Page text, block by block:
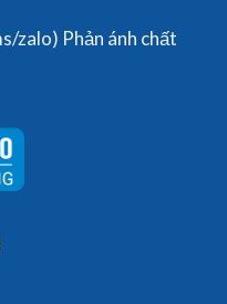
zalo) Phản ánh chất